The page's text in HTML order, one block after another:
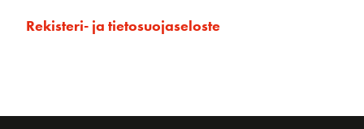
Rekisteri- ja tietosuojaseloste